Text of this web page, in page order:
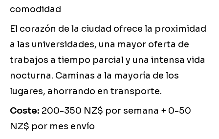
comodidad
El corazón de la ciudad ofrece la proximidad
a las universidades, una mayor oferta de
trabajos a tiempo parcial y una intensa vida
nocturna. Caminas a la mayoría de los
lugares, ahorrando en transporte.
Coste: 200-350 NZ$ por semana + 0-50
NZ$ por mes envío